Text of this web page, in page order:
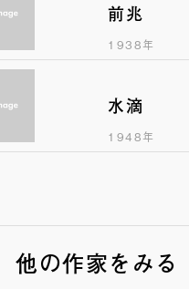
前兆
1938年
水滴
1948年
他の作家をみる